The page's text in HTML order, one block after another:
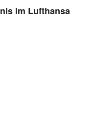
im Lufthansa